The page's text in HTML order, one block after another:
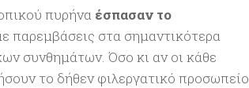
πυρήνα έσπασαν το
παρεμβάσεις στα σημαντικότερα
συνθημάτων. Όσο κι αν οι κάθε
το δήθεν φιλεργατικό προσωπείο